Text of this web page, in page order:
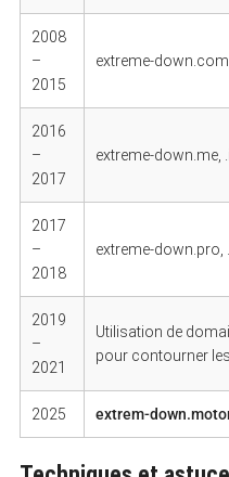
2008
–
2015
extreme-
2016
–
2017
extreme-down.me,
2017
–
2018
extreme-down.pro,
2019
–
2021
Utilisation de
pour contourner
2025 extrem-
h
o